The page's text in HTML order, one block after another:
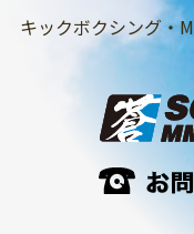
キックボクシング・